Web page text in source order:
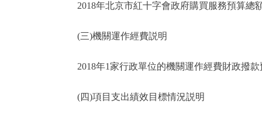
2018年北京市紅十字會政府購買服務預算總
(三)機關運作經費説明
2018年1家行政單位的機關運作經費財政撥款
(四)項目支出績效目標情況説明